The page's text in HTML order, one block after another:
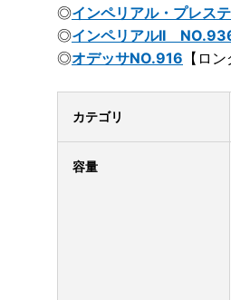
◎インペリアル・プレス
◎インペリアルII
◎オデッサNO.916 【ロ
カテゴリ
容量